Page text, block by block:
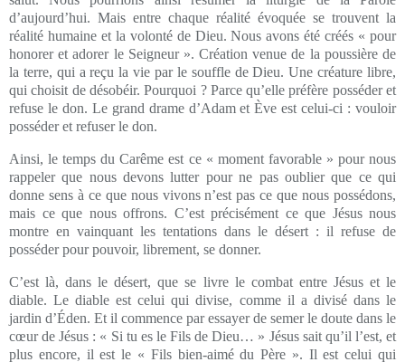
d’aujourd’hui. Mais entre chaque réalité évoquée se trouvent la
réalité humaine et la volonté de Dieu. Nous avons été créés « pour
honorer et adorer le Seigneur ». Création venue de la poussière de
la terre, qui a reçu la vie par le souffle de Dieu. Une créature libre,
qui choisit de désobéir. Pourquoi ? Parce qu’elle préfère posséder et
refuse le don. Le grand drame d’Adam et Ève est celui-ci : vouloir
posséder et refuser le don.
Ainsi, le temps du Carême est ce « moment favorable » pour nous
rappeler que nous devons lutter pour ne pas oublier que ce qui
donne sens à ce que nous vivons n’est pas ce que nous possédons,
mais ce que nous offrons. C’est précisément ce que Jésus nous
montre en vainquant les tentations dans le désert : il refuse de
posséder pour pouvoir, librement, se donner.
C’est là, dans le désert, que se livre le combat entre Jésus et le
diable. Le diable est celui qui divise, comme il a divisé dans le
jardin d’Éden. Et il commence par essayer de semer le doute dans le
cœur de Jésus : « Si tu es le Fils de Dieu… » Jésus sait qu’il l’est, et
plus encore, il est le « Fils bien-aimé du Père ». Il est celui qui